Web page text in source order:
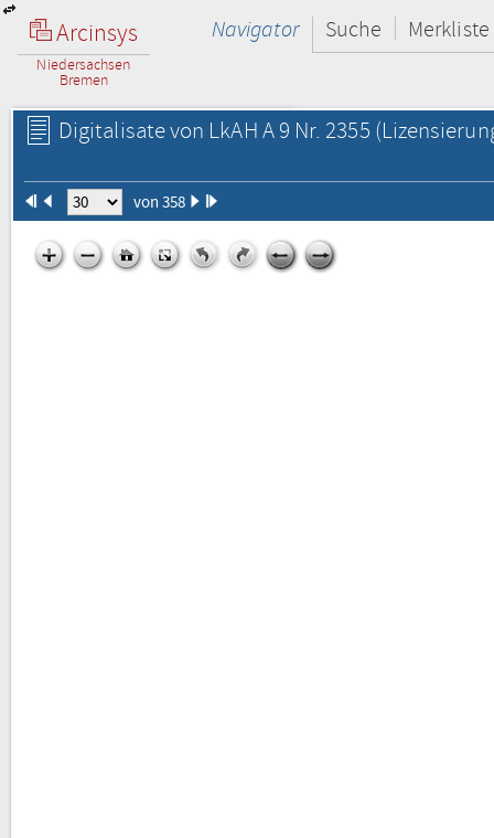
Arcinsys
Niedersachsen
Bremen
Navigator Suche Merkliste
Digitalisate von LkAH A 9 Nr. 2355
von 358